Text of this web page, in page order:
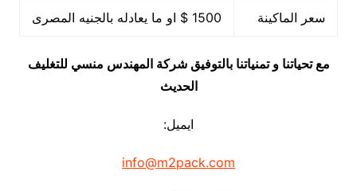
سعر الماكينة 1500 $ او ما يعادله بالجنيه المصرى
مع تحياتنا و تمنياتنا بالتوفيق شركة المهندس منسي للتغليف
الحديث
ايميل:
info@m2pack.com